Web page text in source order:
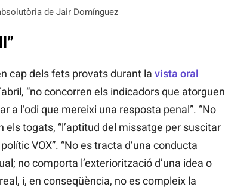
de Jair Domínguez
cap dels fets provats durant la vista oral
“no concorren els indicadors que atorguen
a l’odi que mereixi una resposta penal”. “No
els togats, “l’aptitud del missatge per suscitar
VOX”. “No es tracta d’una conducta
no comporta l’exteriorització d’una idea o
i, en conseqüència, no es compleix la